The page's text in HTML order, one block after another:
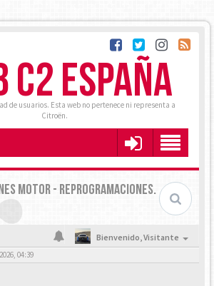
C2 ESPAÑA
de usuarios. Esta web no pertenece ni representa a
Citroën.
MOTOR - REPROGRAMACIONES.
Bienvenido,Visitante
04:39